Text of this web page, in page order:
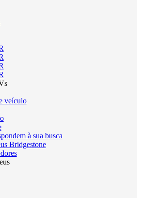
veículo
à sua busca
Bridgestone